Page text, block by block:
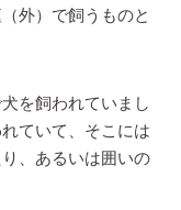
外）で飼うものと
を飼われていまし
ていて、そこには
、あるいは囲いの